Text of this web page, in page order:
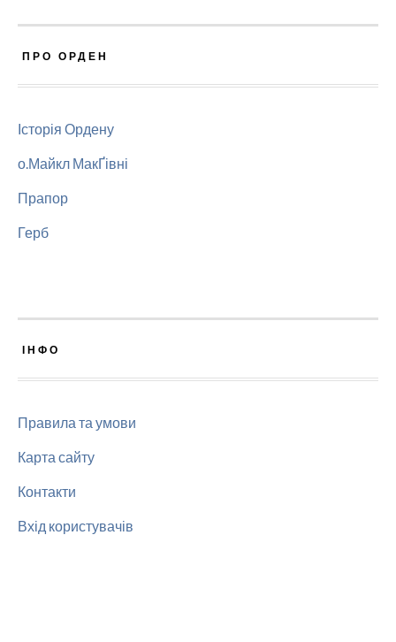
ПРО ОРДЕН
Історія Ордену
о.Майкл МакҐівні
Прапор
Герб
ІНФО
Правила та умови
Карта сайту
Контакти
Вхід користувачів